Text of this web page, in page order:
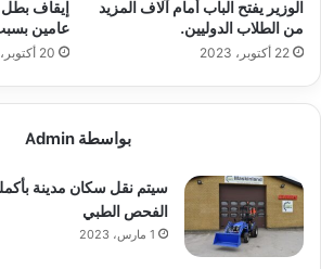
الوزير يفتح الباب أمام آلاف المزيد
من الطلاب الدوليين.
22 أكتوبر، 2023
إيقاف بطل
عامين
20 أكتوبر، 2023
بواسطة Admin
سيتم نقل سكان مدينة
الفحص الطبي
1 مارس، 2023